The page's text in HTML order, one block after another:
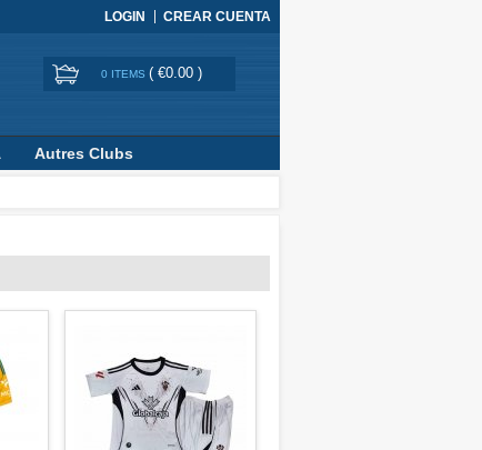
LOGIN CREAR CUENTA
0 ITEMS ( €0.00 )
Autres Clubs